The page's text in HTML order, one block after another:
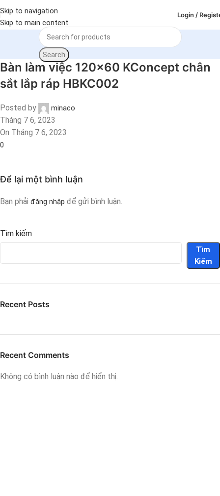
Skip to navigation
Skip to main content
Login /
Search
Bàn làm việc 120×60 KConcept chân
sắt lắp ráp HBKC002
Posted by minaco
Tháng 7 6, 2023
On Tháng 7 6, 2023
0
Để lại một bình luận
Bạn phải đăng nhập để gửi bình luận.
Tìm kiếm
Tìm
Kiếm
Recent Posts
Recent Comments
Không có bình luận nào để hiển thị.